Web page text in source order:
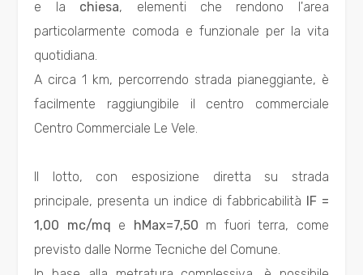
e la chiesa, elementi che rendono l'area
particolarmente comoda e funzionale per la vita
quotidiana.
A circa 1 km, percorrendo strada pianeggiante, è
facilmente raggiungibile il centro commerciale
Centro Commerciale Le Vele.
Il lotto, con esposizione diretta su strada
principale, presenta un indice di fabbricabilità IF =
1,00 mc/mq e hMax=7,50 m fuori terra, come
previsto dalle Norme Tecniche del Comune.
Totale
mq
Locali